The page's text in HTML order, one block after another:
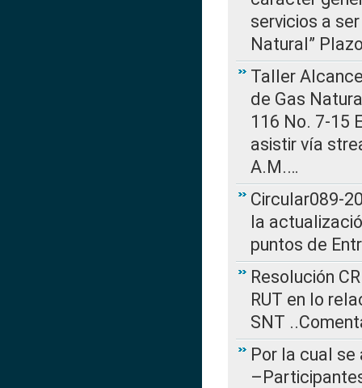
servicios a
Natural”
Taller
de Gas
116 No. 7-15
asistir vía
A.M.…
Circular089-
la
puntos de
Resolución
RUT en lo
SNT
Por la cual se